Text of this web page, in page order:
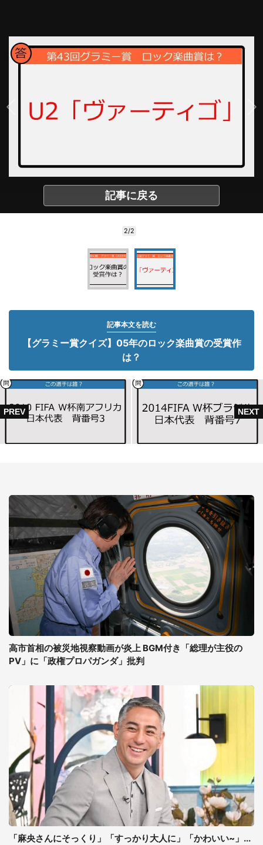
記事に戻る
2/2
記事本文を読む
【グラミー賞クイズ】05年のロック楽曲賞の受賞作
は？
高市首相の被災地視察動画が炎上 BGM付き「総理が主役の
PV」に「政権プロパガンダ」批判
「麻央さんにそっくり」「すっかり大人に」「かわいい~」...